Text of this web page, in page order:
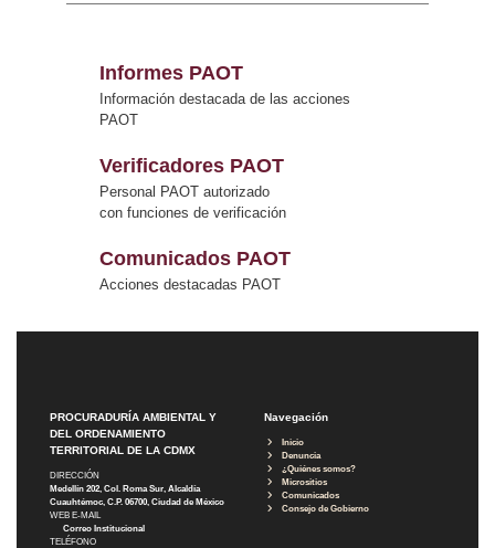
Informes PAOT
Información destacada de las acciones
PAOT
Verificadores PAOT
Personal PAOT autorizado
con funciones de verificación
Comunicados PAOT
Acciones destacadas PAOT
PROCURADURÍA AMBIENTAL Y
DEL ORDENAMIENTO
TERRITORIAL DE LA CDMX
DIRECCIÓN
Medellín 202, Col. Roma Sur, Alcaldía
Cuauhtémoc, C.P. 06700, Ciudad de México
WEB E-MAIL
Correo Institucional
TELÉFONO
Navegación
Inicio
Denuncia
¿Quiénes somos?
Micrositios
Comunicados
Consejo de Gobierno